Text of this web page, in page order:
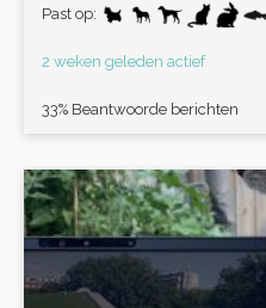
Past op:
2 weken geleden actief
33% Beantwoorde berichten